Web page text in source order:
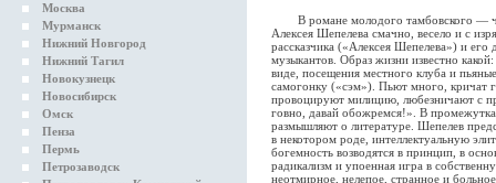
Москва
Мурманск
Нижний Новгород
Нижний Тагил
Новокузнецк
Новосибирск
Омск
Пенза
Пермь
Петрозаводск
В романе молодого тамбовского —
Алексея Шепелева смачно, весело и с
рассказчика («Алексея Шепелева») и
музыкантов. Образ жизни известно
виде, посещения местного клуба и
самогонку («сэм»). Пьют много, кричат
провоцируют милицию, любезничают с
говно, давай обожремся!». В
размышляют о литературе. Шепелев
в некотором роде, интеллектуальную
богемность возводятся в принцип, в
радикализм и упоенная игра в
неотмирное, нелепое, странное и